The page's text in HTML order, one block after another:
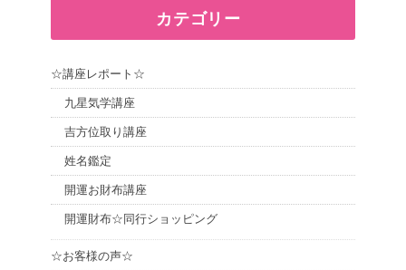
カテゴリー
☆講座レポート☆
九星気学講座
吉方位取り講座
姓名鑑定
開運お財布講座
開運財布☆同行ショッピング
☆お客様の声☆